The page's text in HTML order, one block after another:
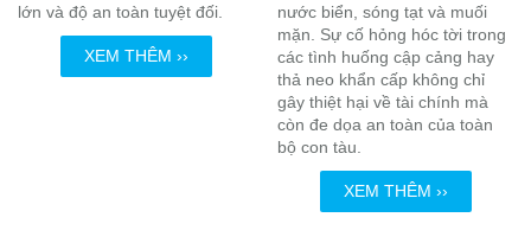
lớn và độ an toàn tuyệt đối.
XEM THÊM ››
nước biển, sóng tạt và muối
mặn. Sự cố hỏng hóc tời trong
các tình huống cập cảng hay
thả neo khẩn cấp không chỉ
gây thiệt hại về tài chính mà
còn đe dọa an toàn của toàn
bộ con tàu.
XEM THÊM ››